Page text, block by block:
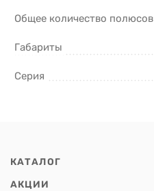
Общее количество полюсов
Габариты
Серия
КАТАЛОГ
АКЦИИ